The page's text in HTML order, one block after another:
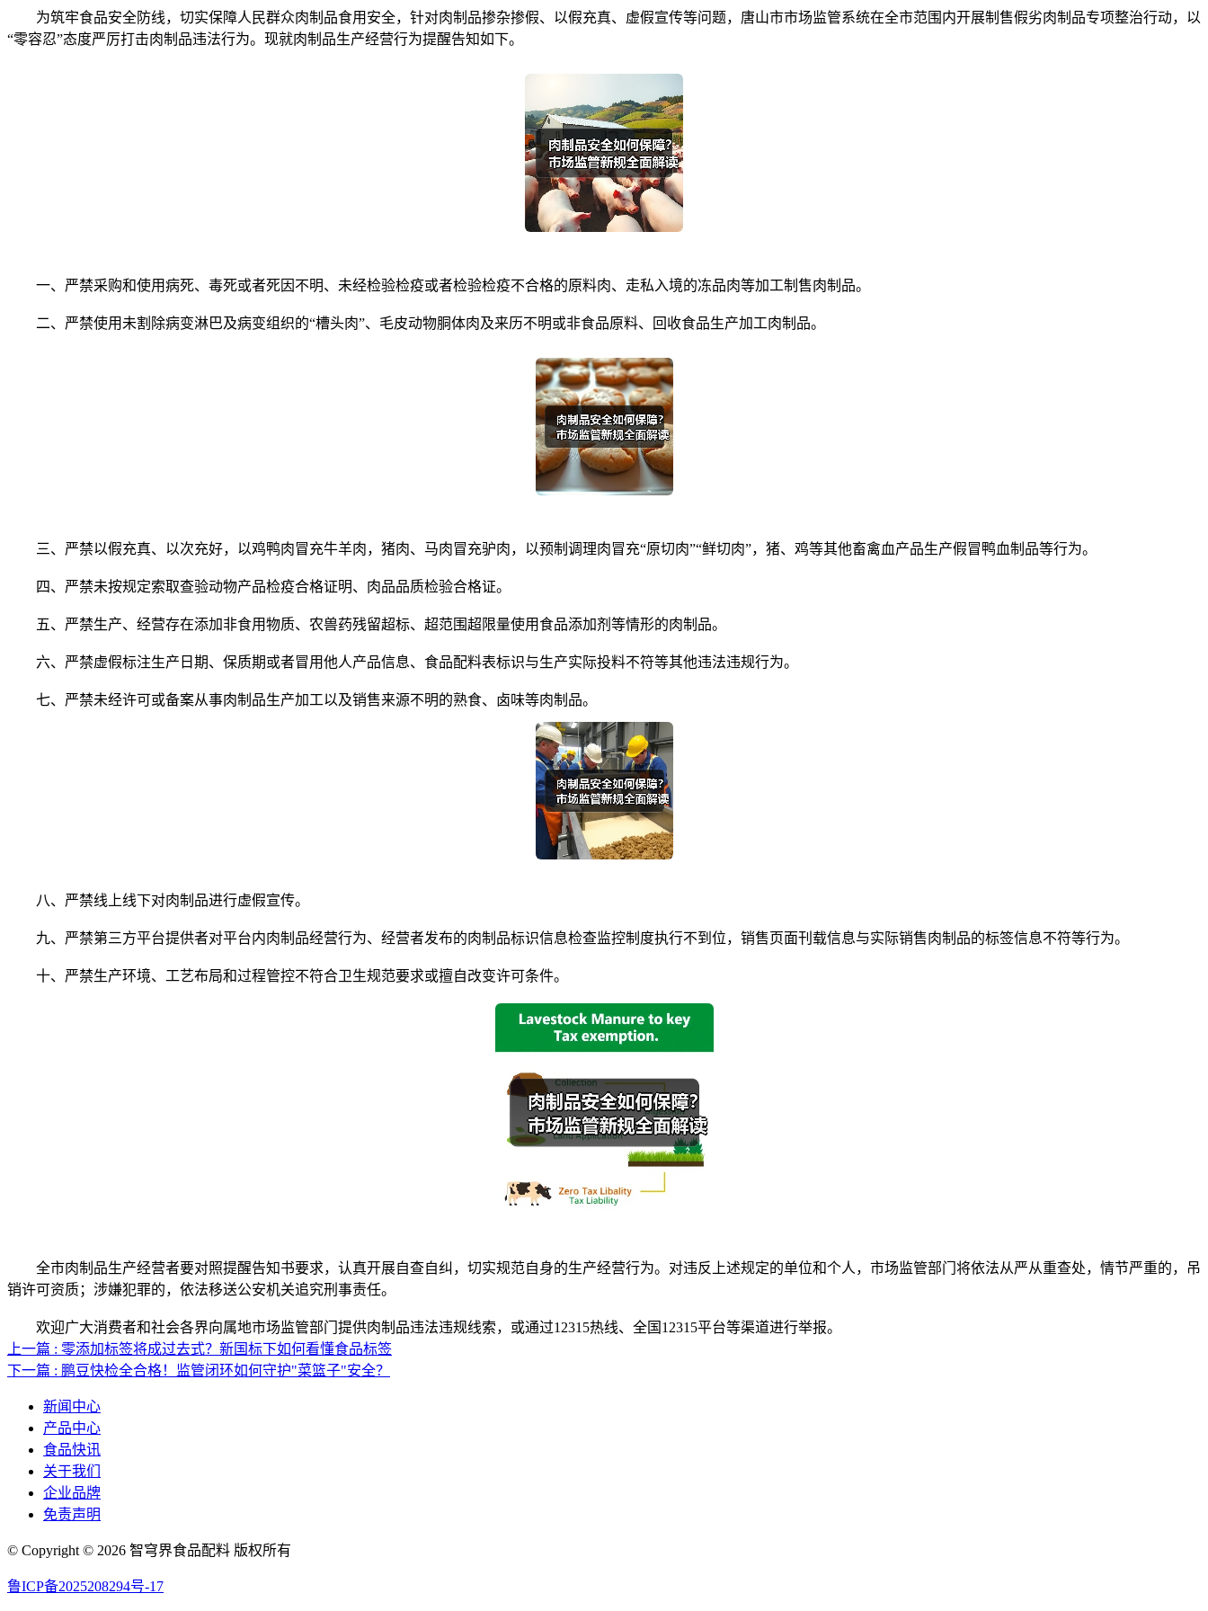
为筑牢食品安全防线，切实保障人民群众肉制品食用安全，针对肉制品掺杂掺假、以假充真、虚假宣传等问题，唐山市市场监管系统在全市范围内开展制售假劣肉制品专项整治行动，以
“零容忍”态度严厉打击肉制品违法行为。现就肉制品生产经营行为提醒告知如下。
一、严禁采购和使用病死、毒死或者死因不明、未经检验检疫或者检验检疫不合格的原料肉、走私入境的冻品肉等加工制售肉制品。
二、严禁使用未割除病变淋巴及病变组织的“槽头肉”、毛皮动物胴体肉及来历不明或非食品原料、回收食品生产加工肉制品。
三、严禁以假充真、以次充好，以鸡鸭肉冒充牛羊肉，猪肉、马肉冒充驴肉，以预制调理肉冒充“原切肉”“鲜切肉”，猪、鸡等其他畜禽血产品生产假冒鸭血制品等行为。
四、严禁未按规定索取查验动物产品检疫合格证明、肉品品质检验合格证。
五、严禁生产、经营存在添加非食用物质、农兽药残留超标、超范围超限量使用食品添加剂等情形的肉制品。
六、严禁虚假标注生产日期、保质期或者冒用他人产品信息、食品配料表标识与生产实际投料不符等其他违法违规行为。
七、严禁未经许可或备案从事肉制品生产加工以及销售来源不明的熟食、卤味等肉制品。
八、严禁线上线下对肉制品进行虚假宣传。
九、严禁第三方平台提供者对平台内肉制品经营行为、经营者发布的肉制品标识信息检查监控制度执行不到位，销售页面刊载信息与实际销售肉制品的标签信息不符等行为。
十、严禁生产环境、工艺布局和过程管控不符合卫生规范要求或擅自改变许可条件。
全市肉制品生产经营者要对照提醒告知书要求，认真开展自查自纠，切实规范自身的生产经营行为。对违反上述规定的单位和个人，市场监管部门将依法从严从重查处，情节严重的，吊
销许可资质；涉嫌犯罪的，依法移送公安机关追究刑事责任。
欢迎广大消费者和社会各界向属地市场监管部门提供肉制品违法违规线索，或通过12315热线、全国12315平台等渠道进行举报。
上一篇 : 零添加标签将成过去式？新国标下如何看懂食品标签
下一篇 : 鹏豆快检全合格！监管闭环如何守护"菜篮子"安全？
新闻中心
产品中心
食品快讯
关于我们
企业品牌
免责声明
© Copyright © 2026 智穹界食品配料 版权所有
鲁ICP备2025208294号-17